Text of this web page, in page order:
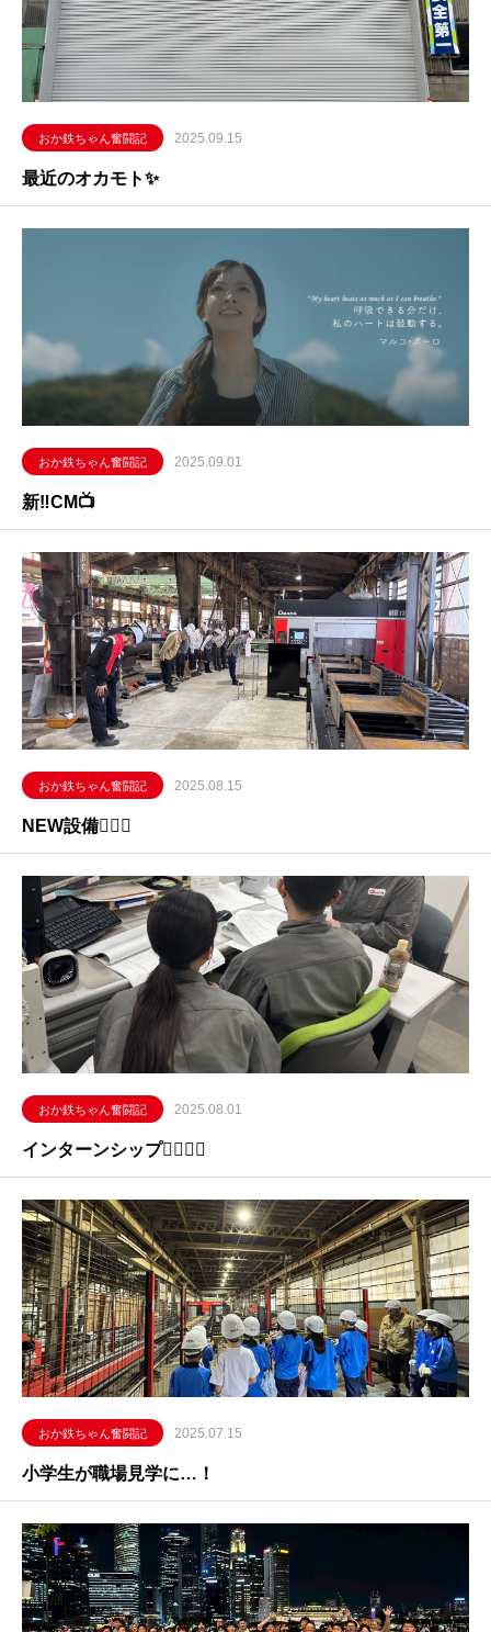
おか鉄ちゃん奮闘記 2025.09.15
最近のオカモト✨
おか鉄ちゃん奮闘記 2025.09.01
新‼CM📺
おか鉄ちゃん奮闘記 2025.08.15
NEW設備👷🏽‍♂️
おか鉄ちゃん奮闘記 2025.08.01
インターンシップ👷‍♂️👷‍♀️
おか鉄ちゃん奮闘記 2025.07.15
小学生が職場見学に…！